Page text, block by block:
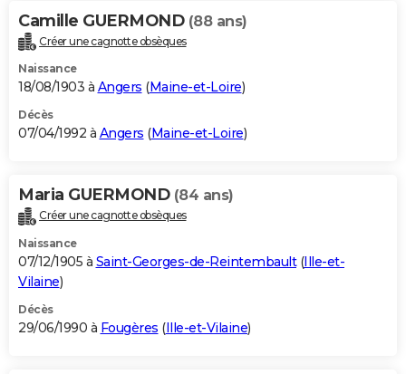
Camille GUERMOND (88 ans)
Créer une cagnotte obsèques
Naissance
18/08/1903 à Angers (Maine-et-Loire)
Décès
07/04/1992 à Angers (Maine-et-Loire)
Maria GUERMOND (84 ans)
Créer une cagnotte obsèques
Naissance
07/12/1905 à Saint-Georges-de-Reintembault(Ille-et-
Vilaine)
Décès
29/06/1990 à Fougères (Ille-et-Vilaine)